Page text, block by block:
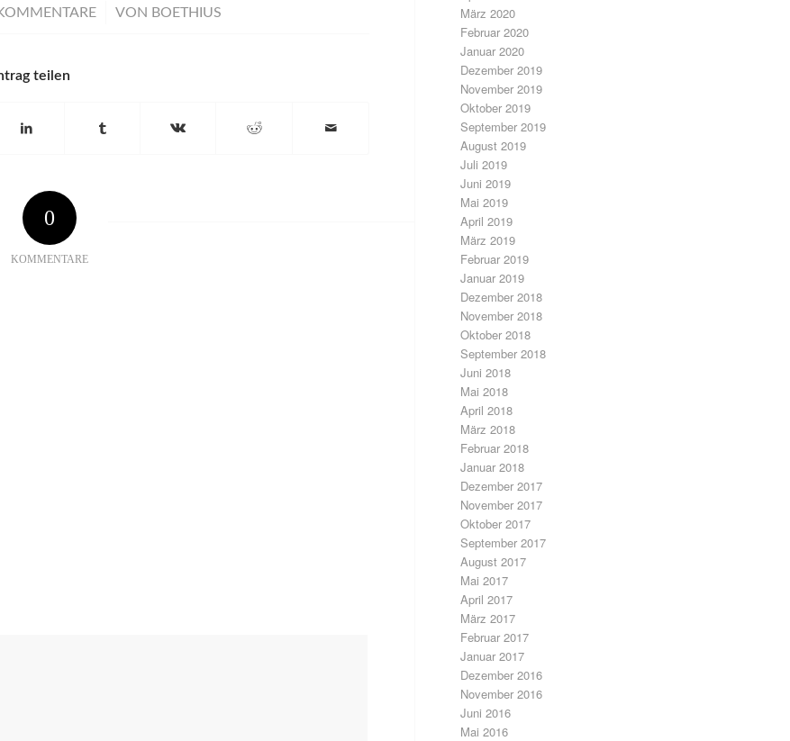
/ VON BOETHIUS
teilen
0
KOMMENTARE
März 2020
Februar 2020
Januar 2020
Dezember 2019
November 2019
Oktober 2019
September 2019
August 2019
Juli 2019
Juni 2019
Mai 2019
April 2019
März 2019
Februar 2019
Januar 2019
Dezember 2018
November 2018
Oktober 2018
September 2018
Juni 2018
Mai 2018
April 2018
März 2018
Februar 2018
Januar 2018
Dezember 2017
November 2017
Oktober 2017
September 2017
August 2017
Mai 2017
April 2017
März 2017
Februar 2017
Januar 2017
Dezember 2016
November 2016
Juni 2016
Mai 2016